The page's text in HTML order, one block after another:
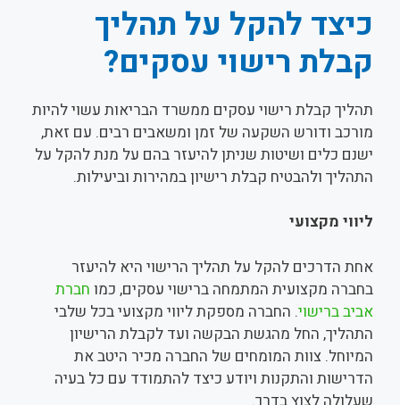
כיצד להקל על תהליך
קבלת רישוי עסקים?
תהליך קבלת רישוי עסקים ממשרד הבריאות עשוי להיות
מורכב ודורש השקעה של זמן ומשאבים רבים. עם זאת,
ישנם כלים ושיטות שניתן להיעזר בהם על מנת להקל על
התהליך ולהבטיח קבלת רישיון במהירות וביעילות.
ליווי מקצועי
אחת הדרכים להקל על תהליך הרישוי היא להיעזר
בחברה מקצועית המתמחה ברישוי עסקים, כמו חברת
אביב ברישוי. החברה מספקת ליווי מקצועי בכל שלבי
התהליך, החל מהגשת הבקשה ועד לקבלת הרישיון
המיוחל. צוות המומחים של החברה מכיר היטב את
הדרישות והתקנות ויודע כיצד להתמודד עם כל בעיה